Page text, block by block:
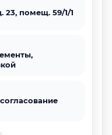
23, помещ. 59/1/1